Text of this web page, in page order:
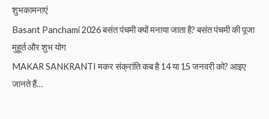
शुभकामनाएं
Basant Panchami 2026 बसंत पंचमी क्यों मनाया जाता है? बसंत पंचमी की पूजा
मुहूर्त और शुभ योग
MAKAR SANKRANTI मकर संक्रांति कब है 14 या 15 जनवरी को? आइए
जानते हैं…